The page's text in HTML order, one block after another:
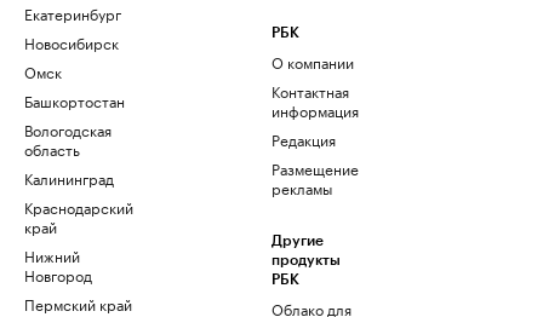
Екатеринбург
Новосибирск
Омск
Башкортостан
Вологодская
область
Калининград
Краснодарский
край
Нижний
Новгород
Пермский край
РБК
О компании
Контактная
информация
Редакция
Размещение
рекламы
Другие
продукты
РБК
Облако для